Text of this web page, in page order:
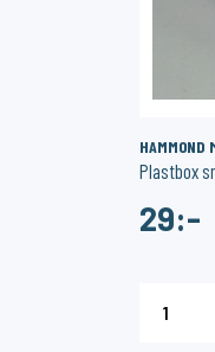
HAMMOND
Plastbox
29:-
1